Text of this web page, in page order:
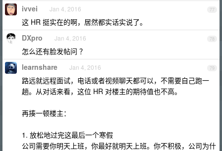
77
ivvei Jan 4, 2016
这 HR 挺实在的啊，居然都实话实说了。
78
DXpro Jan 4, 2016
怎么还有脸发帖问 ？
79
learnshare Jan 4, 2016
路远就远程面试，电话或者视频聊天都可以，不需要自己跑一
趟。从对话来看，这位 HR 对楼主的期待值也不高。
再揍一顿楼主：
1. 放松地过完这最后一个寒假
公司需要你明天上班，你最好就明天上班。你不积极，公司为什